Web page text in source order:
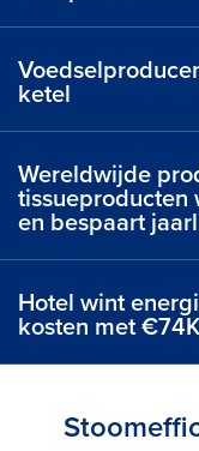
ketel
Wereldwijde
tissueproducten
en bespaart
Hotel wint
kosten met